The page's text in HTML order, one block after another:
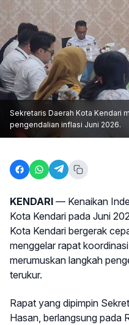
Sekretaris Daerah Kota Kendari
pengendalian inflasi Juni 2026.
KENDARI — Kenaikan
Kota Kendari pada Juni
Kota Kendari bergerak
menggelar rapat
merumuskan langkah
terukur.
Rapat yang dipimpin
Hasan, berlangsung pada